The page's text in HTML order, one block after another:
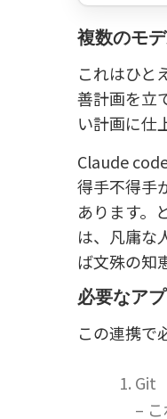
複数のモ
これはひと
善計画を立
い計画に仕
Claude
得手不得手
あります。
は、凡庸な
ば文殊の知
必要なア
この連携で
Git
–